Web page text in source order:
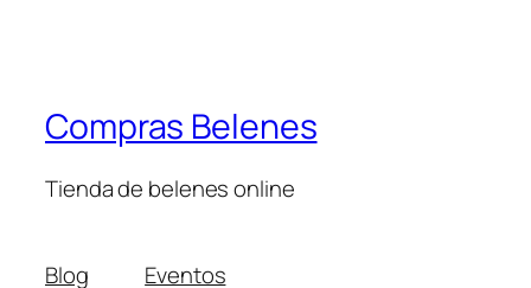
Compras Belenes
Tienda de belenes online
Blog Eventos